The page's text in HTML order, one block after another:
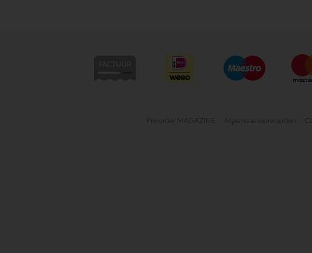
Pre-order MAGAZINE Algemene voorwaarden